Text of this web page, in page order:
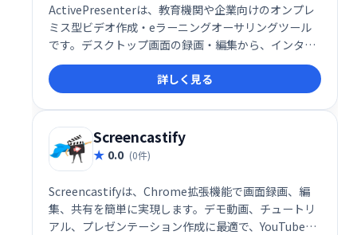
ActivePresenterは、教育機関や企業向けのオンプレ
ミス型ビデオ作成・eラーニングオーサリングツール
です。デスクトップ画面の録画・編集から、インタラ
クティブなHTML5コンテンツ作成まで、幅広い機能を
提供します。オーディオ/ビデオ編集機能も充実してお
り、Mac/Windows両対応で作成したコンテンツはあ
らゆるモバイルデバイスで共有可能です。効率的なe
ラーニングコンテンツ制作を実現します。
詳しく見る
Screencastify
0.0 (0件)
Screencastifyは、Chrome拡張機能で画面録画、編
集、共有を簡単に実現します。デモ動画、チュートリ
アル、プレゼンテーション作成に最適で、YouTubeへ